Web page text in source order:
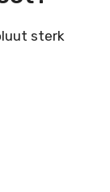
sterk